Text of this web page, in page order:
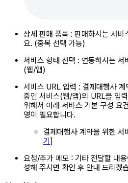
상세 판매 품목 : 판매하시는 서
요. (중복 선택 가능)
서비스 형태 선택 : 연동하시는 서
(웹/앱)
서비스 URL 입력 : 결제대행사
중인 서비스(웹/앱)의 URL을 입
위해서 아래 서비스 기본 구성 요
영이 필요합니다.
결제대행사 계약을 위한
기]
요청/추가 메모 : 기타 전달할 내
성해 주시면 확인 후 안내 드리겠